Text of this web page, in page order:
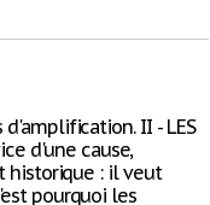
II - LES
d'une cause,
historique : il veut
pourquoi les